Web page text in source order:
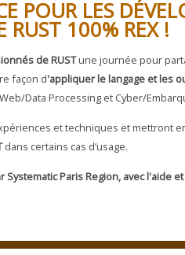
POUR LES
RUST 100% REX !
de RUSTune journée pour
façon d'appliquer le langage et les
Data Processing et Cyber/
et techniques et mettront
dans certains cas d’usage.
Systematic Paris Region, avec l'aide